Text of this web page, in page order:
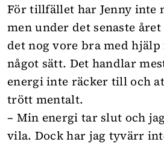
För tillfället har Jenny inte
men under det senaste
det nog vore bra med
något sätt. Det handlar
energi inte räcker till och
trött mentalt.
– Min energi tar slut och
vila. Dock har jag tyvärr